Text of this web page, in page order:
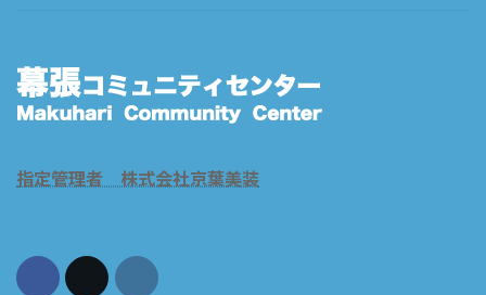
指定管理者 株式会社京葉美装